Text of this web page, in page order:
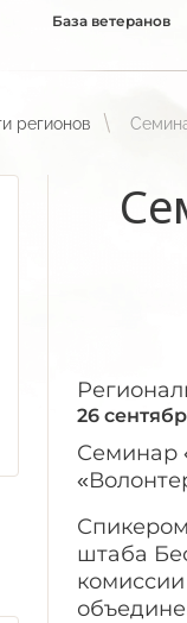
База ветеранов
регионов
26
Семинар
штаба